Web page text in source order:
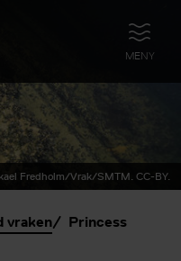
ÖPPNA
MENY
Fredholm/Vrak/SMTM. CC-BY.
vraken Princess